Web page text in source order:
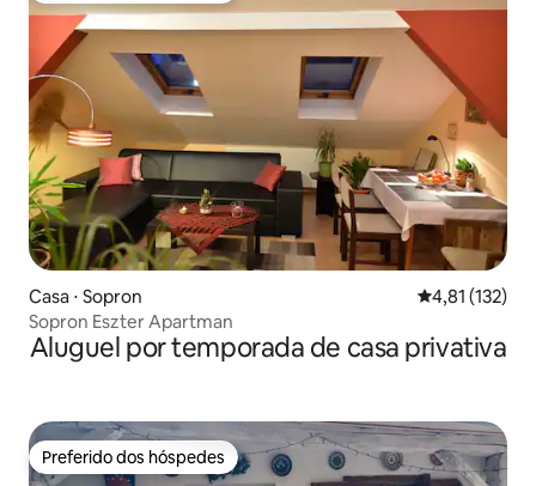
Casa ⋅ Sopron 4,81 de uma
4,81 (132)
Sopron Eszter Apartman
Aluguel por temporada de casa privativa
Preferido dos hóspedes
Preferido dos hóspedes